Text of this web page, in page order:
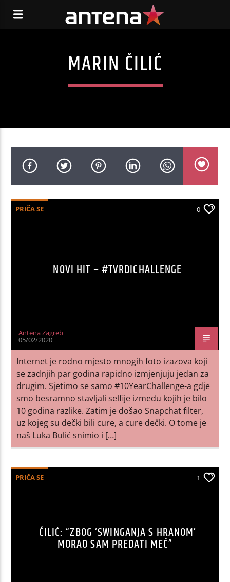
MARIN ČILIĆ
PRIČA SE 0
NOVI HIT – #TVRDICHALLENGE
Antena Zagreb
05/02/2020
Internet je rodno mjesto mnogih foto izazova koji
se zadnjih par godina rapidno izmjenjuju jedan za
drugim. Sjetimo se samo #10YearChallenge-a gdje
smo besramno stavljali selfije između kojih je bilo
10 godina razlike. Zatim je došao Snapchat filter,
uz kojeg su dečki bili cure, a cure dečki. O tome je
naš Luka Bulić snimio i […]
PRIČA SE 1
ČILIĆ: “ZBOG ‘SWINGANJA S HRANOM’
MORAO SAM PREDATI MEČ”